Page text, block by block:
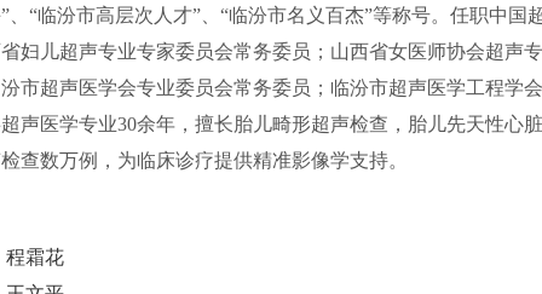
、“临汾市高层次人才”、“临汾市名义百杰”等称号。任职中
妇儿超声专业专家委员会常务委员；山西省女医师协会超声
市超声医学会专业委员会常务委员；临汾市超声医学工程学
声医学专业30余年，擅长胎儿畸形超声检查，胎儿先天性心
查数万例，为临床诊疗提供精准影像学支持。
程霜花